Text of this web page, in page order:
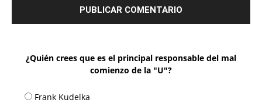
¿Quién crees que es el principal responsable del mal
comienzo de la "U"?
Frank Kudelka